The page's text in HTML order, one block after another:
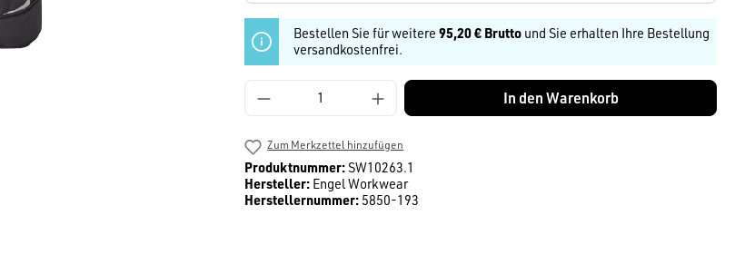
Bestellen Sie für weitere 95,20 € Brutto und Sie erhalten Ihre Bestellung
versandkostenfrei.
Produkt Anzahl: Gib den gewünschten Wert ein
In den Warenkorb
Zum Merkzettel hinzufügen
Produktnummer:SW10263.1
Hersteller: Engel Workwear
Herstellernummer: 5850-193